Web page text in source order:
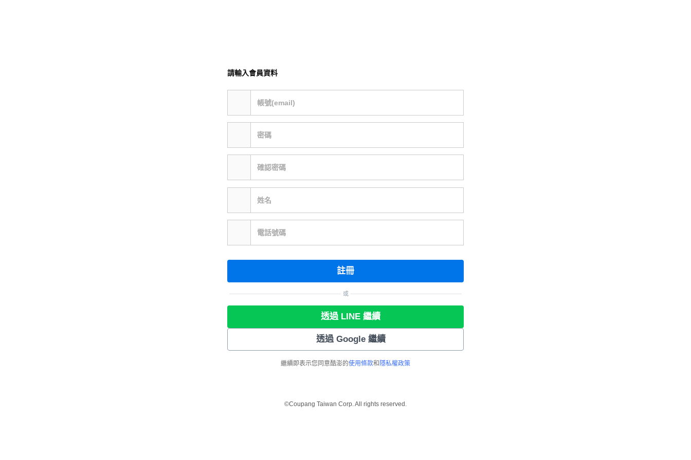
請輸入會員資料
帳號(email)
密碼
確認密碼
姓名
電話號碼
註冊
或
透過 LINE 繼續
透過 Google 繼續
繼續即表示您同意酷澎的使用條款和 隱私權政策
©Coupang Taiwan Corp. All rights reserved.